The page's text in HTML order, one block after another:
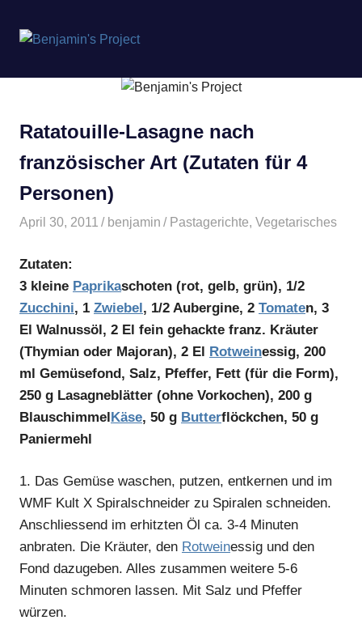
springen
Project
Ratatouille-Lasagne nach
französischer Art (Zutaten für 4
Personen)
April 30, 2011 benjamin Pastagerichte,Vegetarisches
Zutaten:
3 kleine Paprikaschoten (rot, gelb, grün), 1/2
Zucchini, 1 Zwiebel, 1/2 Aubergine, 2 Tomaten, 3
El Walnussöl, 2 El fein gehackte franz. Kräuter
(Thymian oder Majoran), 2 El Rotweinessig, 200
ml Gemüsefond, Salz, Pfeffer, Fett (für die Form),
250 g Lasagneblätter (ohne Vorkochen), 200 g
BlauschimmelKäse, 50 g Butterflöckchen, 50 g
Paniermehl
1. Das Gemüse waschen, putzen, entkernen und im
WMF Kult X Spiralschneider zu Spiralen schneiden.
Anschliessend im erhitzten Öl ca. 3-4 Minuten
anbraten. Die Kräuter, den Rotweinessig und den
Fond dazugeben. Alles zusammen weitere 5-6
Minuten schmoren lassen. Mit Salz und Pfeffer
würzen.